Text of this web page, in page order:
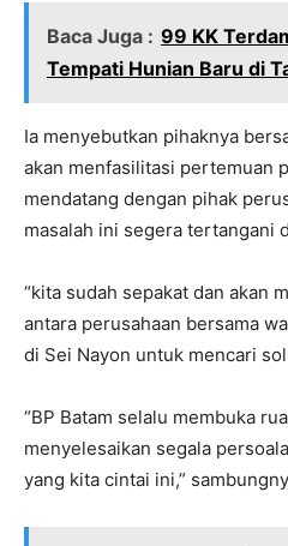
Baca Juga : 99 KK
Tempati Hunian Baru di
Ia menyebutkan pihaknya
akan menfasilitasi pertemuan
mendatang dengan pihak
masalah ini segera tertangani
“kita sudah sepakat dan akan
antara perusahaan bersama
di Sei Nayon untuk mencari
“BP Batam selalu membuka
menyelesaikan segala
yang kita cintai ini,”